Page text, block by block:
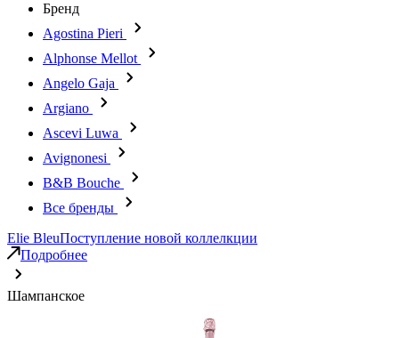
Бренд
Agostina Pieri
Alphonse Mellot
Angelo Gaja
Argiano
Ascevi Luwa
Avignonesi
B&B Bouche
Все бренды
Elie BleuПоступление новой коллелкции
Подробнее
Шампанское